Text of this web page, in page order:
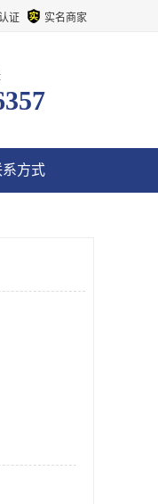
证 实名商家
系方式